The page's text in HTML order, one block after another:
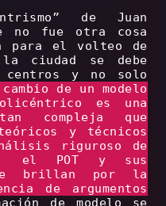
de Juan
no fue otra cosa
para el volteo de
ciudad se debe
centros y no solo
de un modelo
es una
compleja que
y técnicos
riguroso de
el POT y sus
brillan por la
de argumentos
de modelo se